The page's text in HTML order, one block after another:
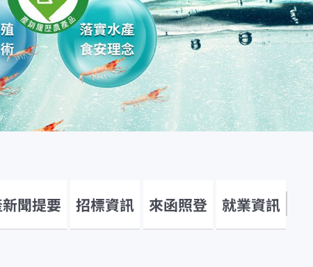
聞提要 招標資訊 來函照登 就業資訊